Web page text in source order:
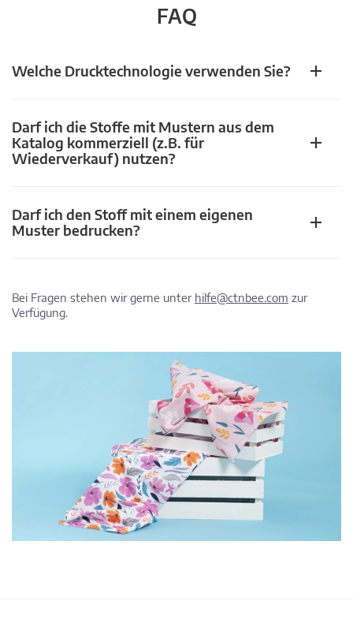
FAQ
Welche Drucktechnologie verwenden Sie?
Darf ich die Stoffe mit Mustern aus dem
Katalog kommerziell (z.B. für
Wiederverkauf) nutzen?
Darf ich den Stoff mit einem eigenen
Muster bedrucken?
Bei Fragen stehen wir gerne unter hilfe@ctnbee.com zur
Verfügung.